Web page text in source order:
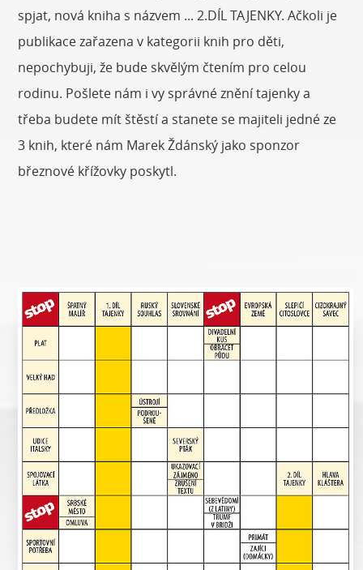
spjat, nová kniha s názvem ... 2.DÍL TAJENKY. Ačkoli je
publikace zařazena v kategorii knih pro děti,
nepochybuji, že bude skvělým čtením pro celou
rodinu. Pošlete nám i vy správné znění tajenky a
třeba budete mít štěstí a stanete se majiteli jedné ze
3 knih, které nám Marek Ždánský jako sponzor
březnové křížovky poskytl.